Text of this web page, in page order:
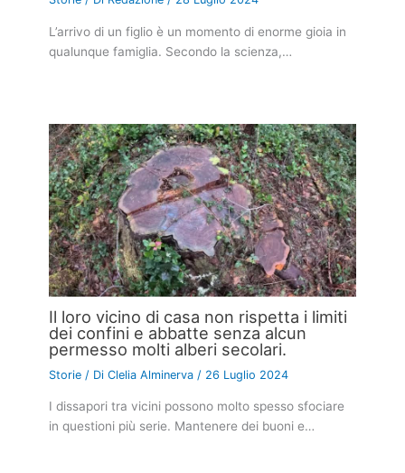
L’arrivo di un figlio è un momento di enorme gioia in
qualunque famiglia. Secondo la scienza,…
Il loro vicino di casa non rispetta i limiti
dei confini e abbatte senza alcun
permesso molti alberi secolari.
Storie / DiClelia Alminerva / 26 Luglio 2024
I dissapori tra vicini possono molto spesso sfociare
in questioni più serie. Mantenere dei buoni e…